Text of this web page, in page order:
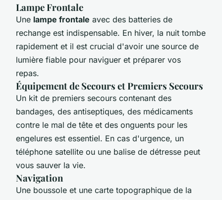
Lampe Frontale
Une lampe frontale avec des batteries de
rechange est indispensable. En hiver, la nuit tombe
rapidement et il est crucial d'avoir une source de
lumière fiable pour naviguer et préparer vos
repas.
Équipement de Secours et Premiers Secours
Un kit de premiers secours contenant des
bandages, des antiseptiques, des médicaments
contre le mal de tête et des onguents pour les
engelures est essentiel. En cas d'urgence, un
téléphone satellite ou une balise de détresse peut
vous sauver la vie.
Navigation
Une boussole et une carte topographique de la